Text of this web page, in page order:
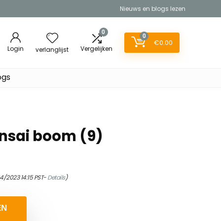
Nieuws en blogs lezen
Login verlanglijst
0
Vergelijken
0
€0.00
boom (9)
2023 14:15 PST-Details)